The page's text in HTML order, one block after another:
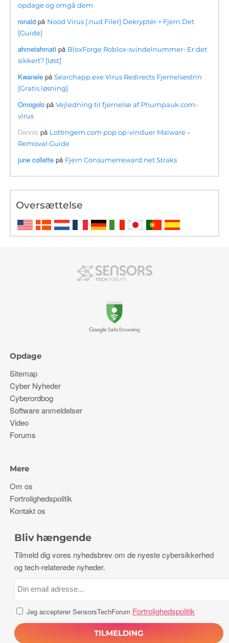
opdage og omgå dem
ronald på Nood Virus [.nud Filer] Dekryptér + Fjern Det
[Guide]
ahmetahmati på BloxForge Roblox-svindelnummer- Er det
sikkert? [løst]
Kwanele påSearchapp.exe Virus Redirects Fjernelsestrin
[Gratis løsning]
Omogolo påVejledning til fjernelse af Phumpauk.com-
virus
Dennis på Lottingem.com pop op-vinduer Malware –
Removal Guide
june collette på Fjern Consumerreward.net Straks
Oversættelse
Opdage
Sitemap
Cyber ​​Nyheder
Cyberordbog
Software anmeldelser
Video
Forums
Mere
Om os
Fortrolighedspolitik
Kontakt os
Bliv hængende
Tilmeld dig vores nyhedsbrev om de nyeste cybersikkerhed
og tech-relaterede nyheder.
Jeg accepterer SensorsTechForum Fortrolighedspolitik